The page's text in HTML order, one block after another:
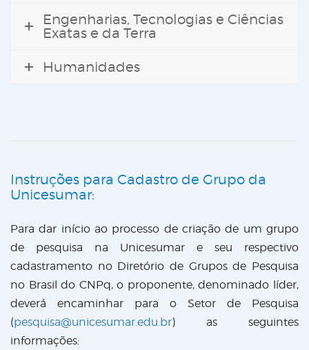
Engenharias, Tecnologias e Ciências
Exatas e da Terra
Humanidades
Instruções para Cadastro de Grupo da
Unicesumar:
Para dar início ao processo de criação de um grupo
de pesquisa na Unicesumar e seu respectivo
cadastramento no Diretório de Grupos de Pesquisa
no Brasil do CNPq, o proponente, denominado líder,
deverá encaminhar para o Setor de Pesquisa
(pesquisa@unicesumar.edu.br) as seguintes
informações: